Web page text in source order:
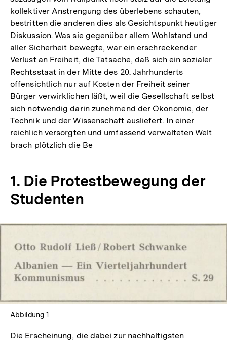
kollektiver Anstrengung des überlebens schauten,
bestritten die anderen dies als Gesichtspunkt heutiger
Diskussion. Was sie gegenüber allem Wohlstand und
aller Sicherheit bewegte, war ein erschreckender
Verlust an Freiheit, die Tatsache, daß sich ein sozialer
Rechtsstaat in der Mitte des 20. Jahrhunderts
offensichtlich nur auf Kosten der Freiheit seiner
Bürger verwirklichen läßt, weil die Gesellschaft selbst
sich notwendig darin zunehmend der Ökonomie, der
Technik und der Wissenschaft ausliefert. In einer
reichlich versorgten und umfassend verwalteten Welt
brach plötzlich die Be
1. Die Protestbewegung der
Studenten
In
Abbildung 1
Die Erscheinung, die dabei zur nachhaltigsten